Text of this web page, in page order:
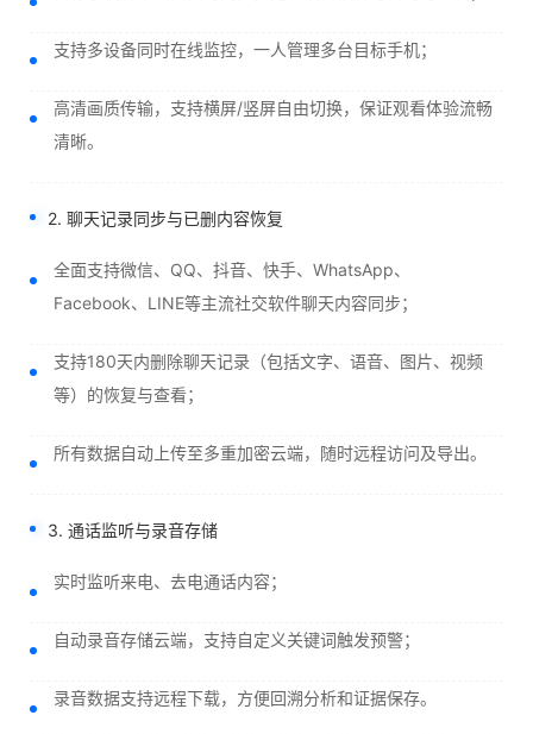
支持多设备同时在线监控，一人管理多台目标手机；
高清画质传输，支持横屏/竖屏自由切换，保证观看体验流畅
清晰。
2. 聊天记录同步与已删内容恢复
全面支持微信、QQ、抖音、快手、WhatsApp、
Facebook、LINE等主流社交软件聊天内容同步；
支持180天内删除聊天记录（包括文字、语音、图片、视频
等）的恢复与查看；
所有数据自动上传至多重加密云端，随时远程访问及导出。
3. 通话监听与录音存储
实时监听来电、去电通话内容；
自动录音存储云端，支持自定义关键词触发预警；
录音数据支持远程下载，方便回溯分析和证据保存。